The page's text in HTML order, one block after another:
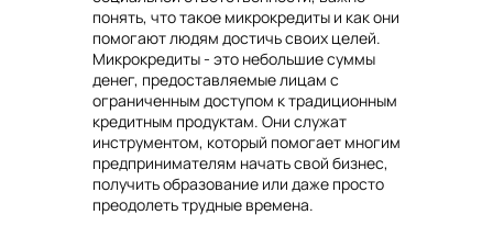
понять, что такое микрокредиты и как они
помогают людям достичь своих целей.
Микрокредиты - это небольшие суммы
денег, предоставляемые лицам с
ограниченным доступом к традиционным
кредитным продуктам. Они служат
инструментом, который помогает многим
предпринимателям начать свой бизнес,
получить образование или даже просто
преодолеть трудные времена.